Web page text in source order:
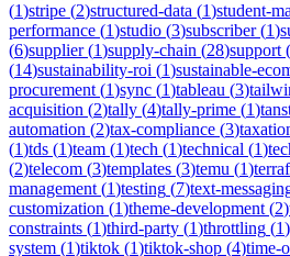
(1)stripe (2)structured-data (1)student-
performance (1)studio (3)subscriber(1)
(6)supplier(1)supply-chain (28)support (
(14)sustainability-roi (1)sustainable-
procurement (1)sync (1)tableau (3)
acquisition (2)tally (4)tally-prime (1)
automation (2)tax-compliance (3)
(1)tds (1)team (1)tech (1)technical (1)
(2)telecom (3)templates (3)temu (1)
management (1)testing (7)text-
customization (1)theme-development (2)
constraints (1)third-party (1)throttling (1)
system (1)tiktok (1)tiktok-shop (4)time-